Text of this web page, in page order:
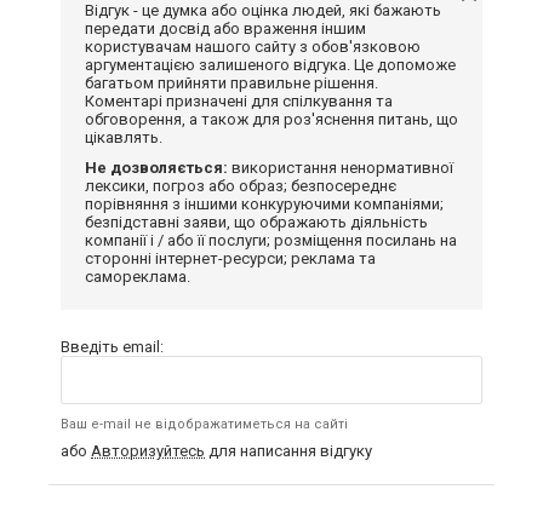
Відгук - це думка або оцінка людей, які бажають
передати досвід або враження іншим
користувачам нашого сайту з обов'язковою
аргументацією залишеного відгука. Це допоможе
багатьом прийняти правильне рішення.
Коментарі призначені для спілкування та
обговорення, а також для роз'яснення питань, що
цікавлять.
Не дозволяється: використання ненормативної
лексики, погроз або образ; безпосереднє
порівняння з іншими конкуруючими компаніями;
безпідставні заяви, що ображають діяльність
компанії і / або її послуги; розміщення посилань на
сторонні інтернет-ресурси; реклама та
самореклама.
Введіть email:
Ваш e-mail не відображатиметься на сайті
або Авторизуйтесь для написання відгуку